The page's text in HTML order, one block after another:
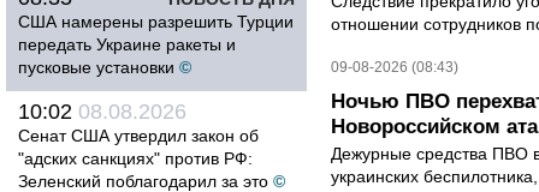
США намерены разрешить Турции
передать Украине ракеты и
пусковые установки ©
10:02 08.08.2026
Сенат США утвердил закон об
"адских санкциях" против РФ:
Зеленский поблагодарил за это ©
отношении сотрудников
09-08-2026 (08:43)
Ночью ПВО
Новороссийском
Дежурные средства ПВО
украинских